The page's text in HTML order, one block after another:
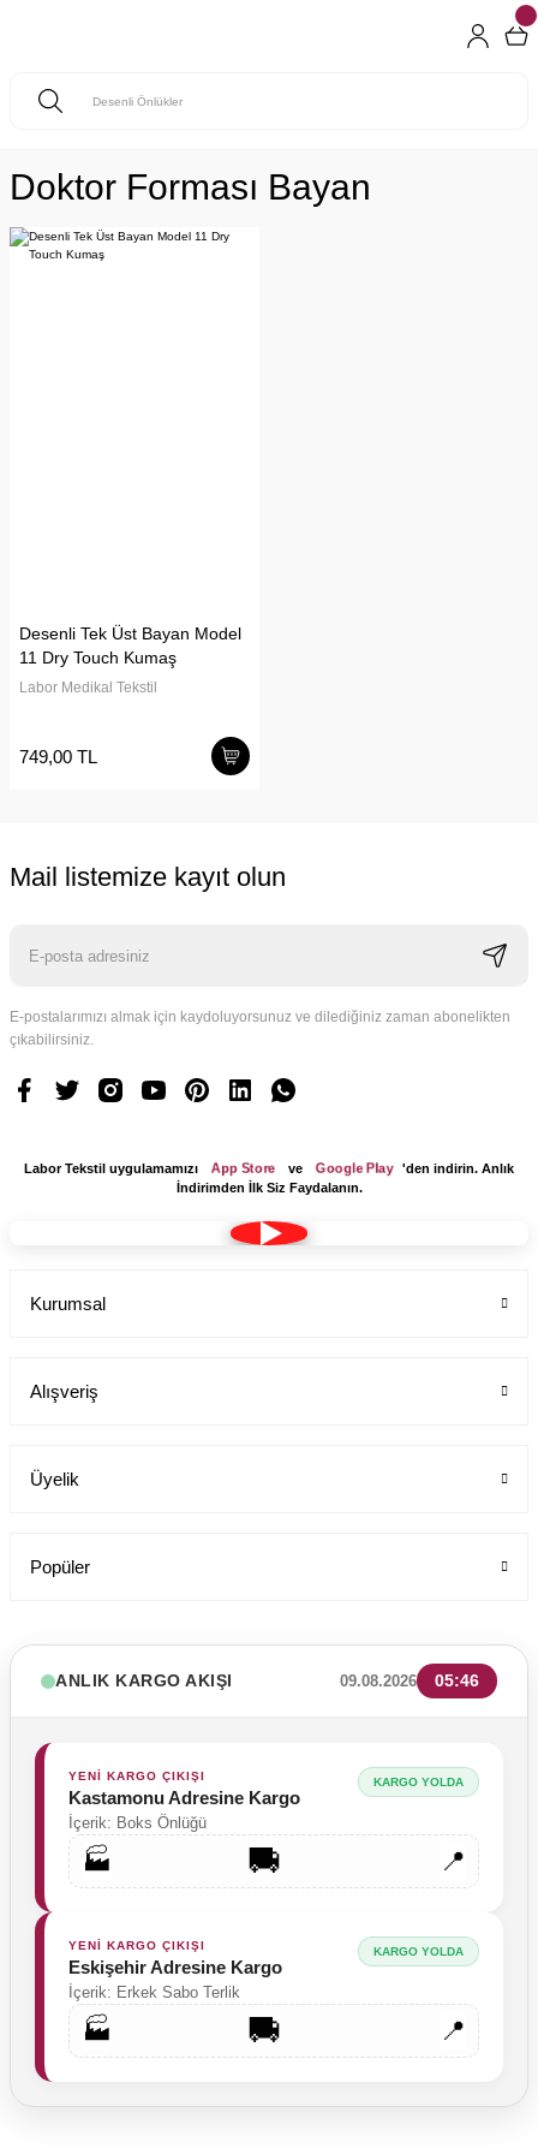
Doktor Forması Bayan
Desenli Tek Üst Bayan Model
11 Dry Touch Kumaş
Labor Medikal Tekstil
749,00 TL
Mail listemize kayıt olun
E-postalarımızı almak için kaydoluyorsunuz ve dilediğiniz zaman abonelikten
çıkabilirsiniz.
Labor Tekstil uygulamamızı App Store ve Google Play
'den indirin. Anlık
İndirimden İlk Siz Faydalanın.
Kurumsal
Alışveriş
Üyelik
Popüler
ANLIK KARGO AKIŞI 09.08.2026 05:46
YENİ KARGO ÇIKIŞI
Kastamonu Adresine Kargo
İçerik: Boks Önlüğü
KARGO YOLDA
🏭 🚚 📍
YENİ KARGO ÇIKIŞI
Eskişehir Adresine Kargo
İçerik: Erkek Sabo Terlik
KARGO YOLDA
🏭 🚚 📍